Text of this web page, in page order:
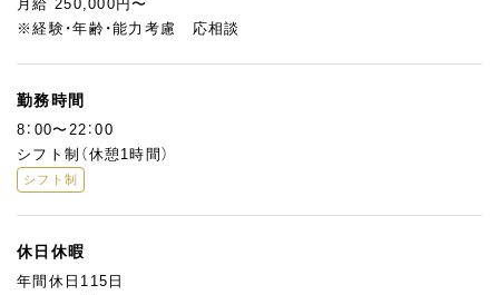
月給 250,000円〜
※経験・年齢・能力考慮 応相談
勤務時間
8：00〜22：00
シフト制（休憩1時間）
シフト制
休日休暇
年間休日115日